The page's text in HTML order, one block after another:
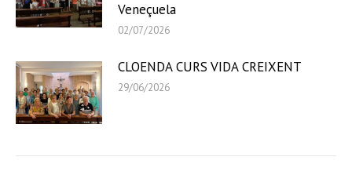
Veneçuela
02/07/2026
CLOENDA CURS VIDA CREIXENT
29/06/2026